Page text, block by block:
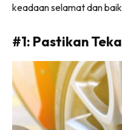
keadaan selamat dan
#1: Pastikan